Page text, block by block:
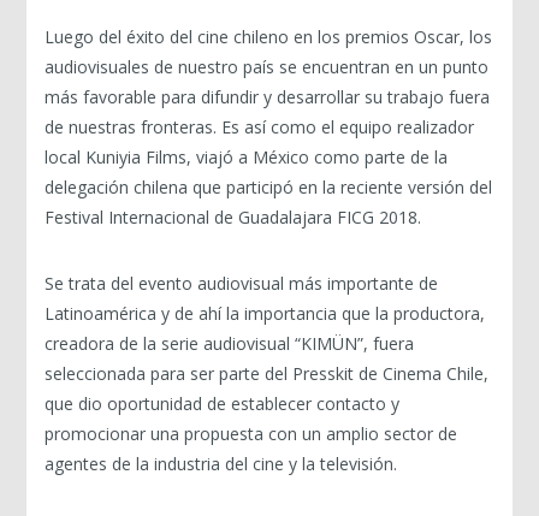
Luego del éxito del cine chileno en los premios Oscar, los
audiovisuales de nuestro país se encuentran en un punto
más favorable para difundir y desarrollar su trabajo fuera
de nuestras fronteras. Es así como el equipo realizador
local Kuniyia Films, viajó a México como parte de la
delegación chilena que participó en la reciente versión del
Festival Internacional de Guadalajara FICG 2018.
Se trata del evento audiovisual más importante de
Latinoamérica y de ahí la importancia que la productora,
creadora de la serie audiovisual “KIMÜN”, fuera
seleccionada para ser parte del Presskit de Cinema Chile,
que dio oportunidad de establecer contacto y
promocionar una propuesta con un amplio sector de
agentes de la industria del cine y la televisión.